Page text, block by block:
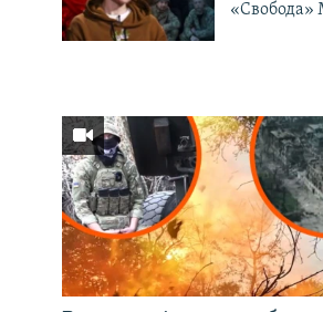
«Свобода»